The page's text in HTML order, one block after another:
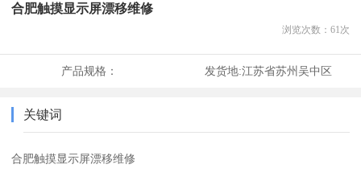
合肥触摸显示屏漂移维修
浏览次数： 61 次
产品规格： 发货地:江苏省苏州吴中区
关键词
合肥触摸显示屏漂移维修